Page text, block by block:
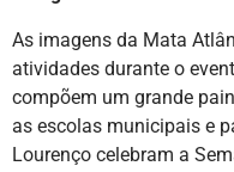
As imagens da Mata
atividades durante o
compõem um grande
as escolas municipais e
Lourenço celebram a